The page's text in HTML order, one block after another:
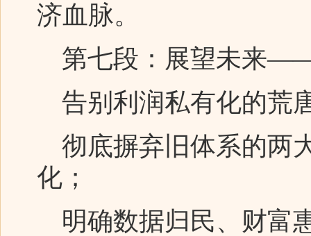
济血脉。
第七段：展望未来
告别利润私有化的荒
彻底摒弃旧体系的两
化；
明确数据归民、财富